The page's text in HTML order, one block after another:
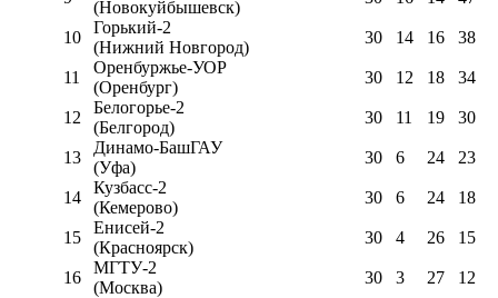
(Новокуйбышевск)
10
Горький-2
(Нижний Новгород)
30 14 16 38
11
Оренбуржье-УОР
(Оренбург)
30 12 18 34
12
Белогорье-2
(Белгород)
30 11 19 30
13
Динамо-БашГАУ
(Уфа)
30 6 24 23
14
Кузбасс-2
(Кемерово)
30 6 24 18
15
Енисей-2
(Красноярск)
30 4 26 15
16
МГТУ-2
(Москва)
30 3 27 12